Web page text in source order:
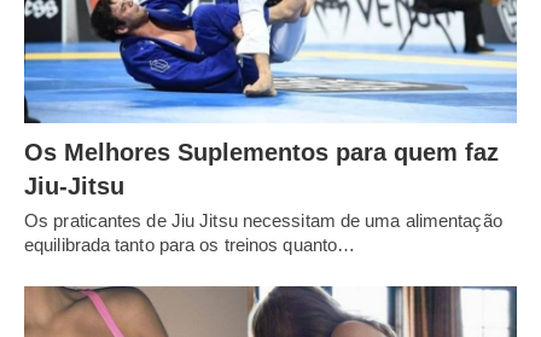
Os Melhores Suplementos para quem faz
Jiu-Jitsu
Os praticantes de Jiu Jitsu necessitam de uma alimentação
equilibrada tanto para os treinos quanto…